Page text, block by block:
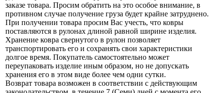
заказе товара. Просим обратить на это особое внимание, в
противном случае получение груза будет крайне затруднено.
При получении товара просим Вас учесть, что ковры
поставляются в рулонах длиной равной ширине изделия.
Хранение ковра свернутого в рулон позволяет
транспортировать его и сохранять свои характеристики
долгое время. Покупатель самостоятельно может
переупаковать изделие иным образом, но не допускать
хранения его в этом виде более чем одни сутки.
Возврат товара возможен в соответствии с действующим